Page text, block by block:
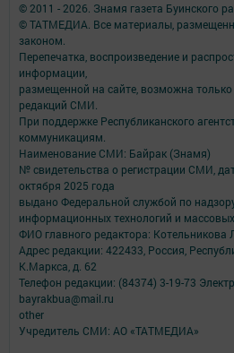
© 2011 - 2026. Знамя газета Буинского
© ТАТМЕДИА. Все материалы,
законом.
Перепечатка, воспроизведение и
информации,
размещенной на сайте, возможна только
редакций СМИ.
При поддержке Республиканского
коммуникациям.
Наименование СМИ: Байрак (Знамя)
№ свидетельства о регистрации СМИ,
октября 2025 года
выдано Федеральной службой по
информационных технологий и
ФИО главного редактора: Котельникова
Адрес редакции: 422433, Россия,
К.Маркса, д. 62
Телефон редакции: (84374) 3-19-73
bayrakbua@mail.ru
other
Учредитель СМИ: АО «ТАТМЕДИА»